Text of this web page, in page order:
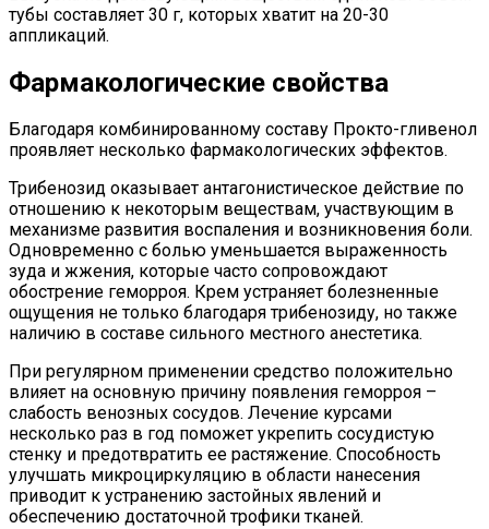
тубы составляет 30 г, которых хватит на 20-30
аппликаций.
Фармакологические свойства
Благодаря комбинированному составу Прокто-гливенол
проявляет несколько фармакологических эффектов.
Трибенозид оказывает антагонистическое действие по
отношению к некоторым веществам, участвующим в
механизме развития воспаления и возникновения боли.
Одновременно с болью уменьшается выраженность
зуда и жжения, которые часто сопровождают
обострение геморроя. Крем устраняет болезненные
ощущения не только благодаря трибенозиду, но также
наличию в составе сильного местного анестетика.
При регулярном применении средство положительно
влияет на основную причину появления геморроя –
слабость венозных сосудов. Лечение курсами
несколько раз в год поможет укрепить сосудистую
стенку и предотвратить ее растяжение. Способность
улучшать микроциркуляцию в области нанесения
приводит к устранению застойных явлений и
обеспечению достаточной трофики тканей.